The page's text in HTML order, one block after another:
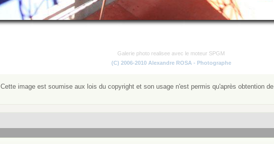
Galerie photo realisee avec le moteur SPGM
(C) 2006-2010 Alexandre ROSA - Photographe
Cette image est soumise aux lois du copyright et son usage n'est permis qu'après obtention de